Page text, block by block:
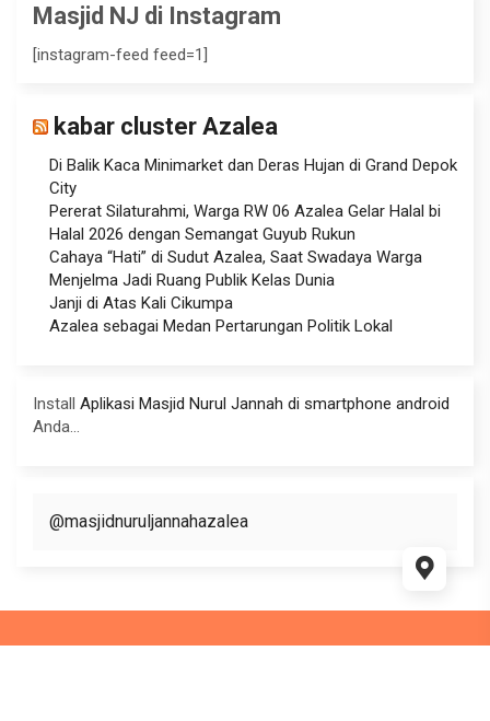
Masjid NJ di Instagram
[instagram-feed feed=1]
kabar cluster Azalea
Di Balik Kaca Minimarket dan Deras Hujan di Grand Depok
City
Pererat Silaturahmi, Warga RW 06 Azalea Gelar Halal bi
Halal 2026 dengan Semangat Guyub Rukun
Cahaya “Hati” di Sudut Azalea, Saat Swadaya Warga
Menjelma Jadi Ruang Publik Kelas Dunia
Janji di Atas Kali Cikumpa
Azalea sebagai Medan Pertarungan Politik Lokal
Install Aplikasi Masjid Nurul Jannah di smartphone android
Anda...
@masjidnuruljannahazalea